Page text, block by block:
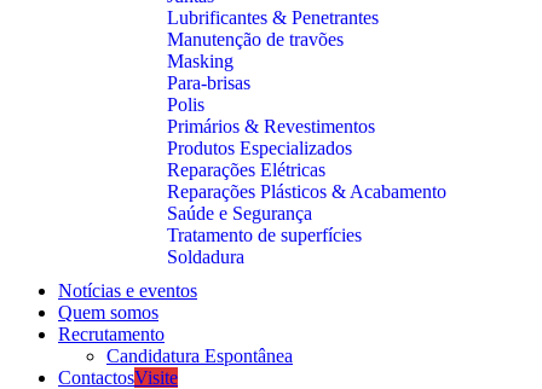
Lubrificantes & Penetrantes
Manutenção de travões
Masking
Para-brisas
Polis
Primários & Revestimentos
Produtos Especializados
Reparações Elétricas
Reparações Plásticos & Acabamento
Saúde e Segurança
Tratamento de superfícies
Soldadura
Notícias e eventos
Quem somos
Recrutamento
Candidatura Espontânea
ContactosVisite